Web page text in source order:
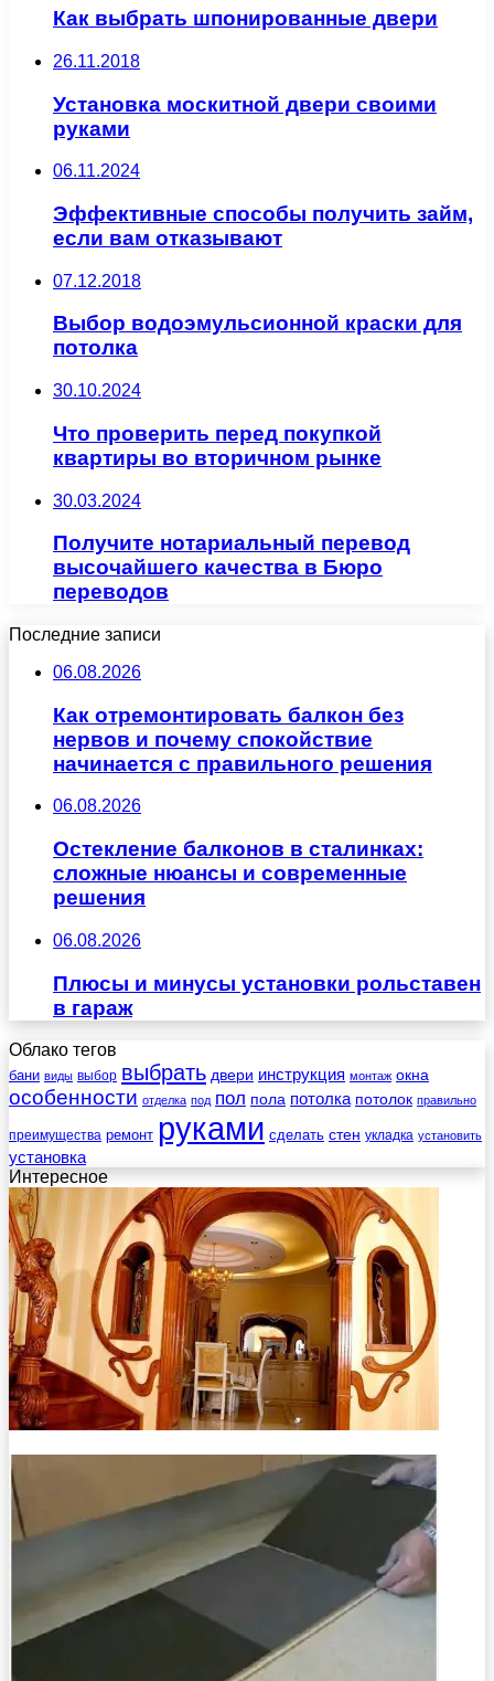
Как выбрать шпонированные двери
26.11.2018
Установка москитной двери своими
руками
06.11.2024
Эффективные способы получить займ,
если вам отказывают
07.12.2018
Выбор водоэмульсионной краски для
потолка
30.10.2024
Что проверить перед покупкой
квартиры во вторичном рынке
30.03.2024
Получите нотариальный перевод
высочайшего качества в Бюро
переводов
Последние записи
06.08.2026
Как отремонтировать балкон без
нервов и почему спокойствие
начинается с правильного решения
06.08.2026
Остекление балконов в сталинках:
сложные нюансы и современные
решения
06.08.2026
Плюсы и минусы установки рольставен
в гараж
Облако тегов
бани виды выбор выбрать двери инструкция монтаж окна
особенности отделка под пол пола потолка потолок правильно
преимущества ремонт руками сделать стен укладка установить
установка
Интересное